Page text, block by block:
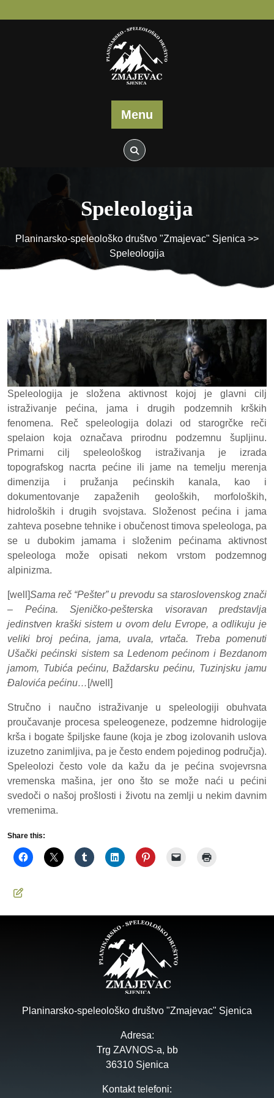
to
Menu
Speleologija
Planinarsko-speleološko društvo "Zmajevac" Sjenica >>
Speleologija
Speleologija je složena aktivnost kojoj je glavni cilj
istraživanje pećina, jama i drugih podzemnih krških
fenomena. Reč speleologija dolazi od starogrčke reči
spelaion koja označava prirodnu podzemnu šupljinu.
Primarni cilj speleološkog istraživanja je izrada
topografskog nacrta pećine ili jame na temelju merenja
dimenzija i pružanja pećinskih kanala, kao i
dokumentovanje zapaženih geoloških, morfoloških,
hidroloških i drugih svojstava. Složenost pećina i jama
zahteva posebne tehnike i obučenost timova speleologa, pa
se u dubokim jamama i složenim pećinama aktivnost
speleologa može opisati nekom vrstom podzemnog
alpinizma.
[well]Sama reč “Pešter” u prevodu sa staroslovenskog znači
– Pećina. Sjeničko-pešterska visoravan predstavlja
jedinstven kraški sistem u ovom delu Evrope, a odlikuju je
veliki broj pećina, jama, uvala, vrtača. Treba pomenuti
Ušački pećinski sistem sa Ledenom pećinom i Bezdanom
jamom, Tubića pećinu, Baždarsku pećinu, Tuzinjsku jamu
Đalovića pećinu… [/well]
Stručno i naučno istraživanje u speleologiji obuhvata
proučavanje procesa speleogeneze, podzemne hidrologije
krša i bogate špiljske faune (koja je zbog izolovanih uslova
izuzetno zanimljiva, pa je često endem pojedinog područja).
Speleolozi često vole da kažu da je pećina svojevrsna
vremenska mašina, jer ono što se može naći u pećini
svedoči o našoj prošlosti i životu na zemlji u nekim davnim
vremenima.
Share this:
Planinarsko-speleološko društvo "Zmajevac" Sjenica
Adresa:
Trg ZAVNOS-a, bb
36310 Sjenica
Kontakt telefoni: